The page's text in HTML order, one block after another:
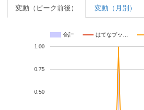
変動（ピーク前後） 変動（月別）
合計 はてなブッ…
0.50
0.75
1.00